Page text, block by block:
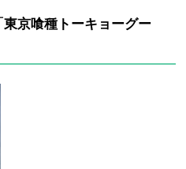
京喰種トーキョーグー